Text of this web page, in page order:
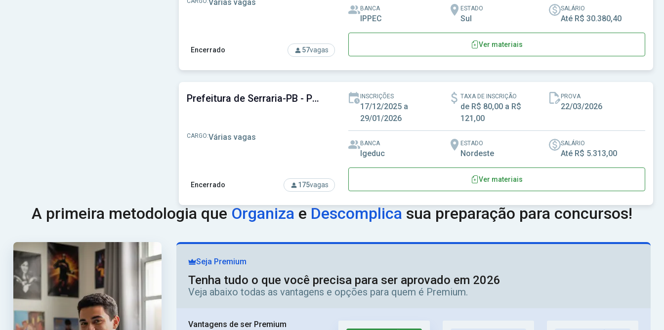
Encerrado 57vagas
Várias vagas
BANCA
IPPEC
ESTADO
Sul
SALÁRIO
Até R$ 30.380,40
Ver materiais
Encerrado 175vagas
Prefeitura de Serraria-PB - Prefeitura Municipal de Serraria-PB
CARGO:Várias vagas
INSCRIÇÕES
17/12/2025 a
29/01/2026
TAXA DE INSCRIÇÃO
de R$ 80,00 a R$
121,00
PROVA
22/03/2026
BANCA
Igeduc
ESTADO
Nordeste
SALÁRIO
Até R$ 5.313,00
Ver materiais
A primeira metodologia que Organiza e Descomplica sua preparação para concursos!
Seja Premium
Tenha tudo o que você precisa para ser aprovado em 2026
Veja abaixo todas as vantagens e opções para quem é Premium.
Vantagens de ser Premium